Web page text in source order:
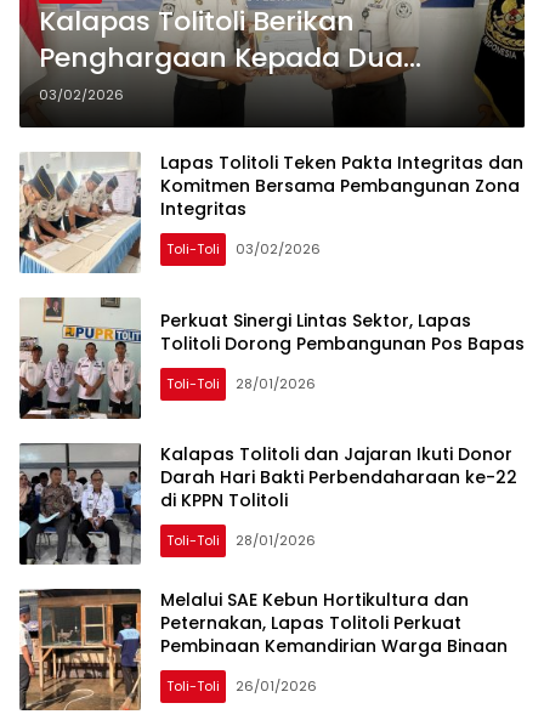
Kalapas Tolitoli Berikan
Penghargaan Kepada Dua
Pegawai Berprestasi
03/02/2026
Lapas Tolitoli Teken Pakta Integritas dan
Komitmen Bersama Pembangunan Zona
Integritas
Toli-Toli 03/02/2026
Perkuat Sinergi Lintas Sektor, Lapas
Tolitoli Dorong Pembangunan Pos Bapas
Toli-Toli 28/01/2026
Kalapas Tolitoli dan Jajaran Ikuti Donor
Darah Hari Bakti Perbendaharaan ke-22
di KPPN Tolitoli
Toli-Toli 28/01/2026
Melalui SAE Kebun Hortikultura dan
Peternakan, Lapas Tolitoli Perkuat
Pembinaan Kemandirian Warga Binaan
Toli-Toli 26/01/2026